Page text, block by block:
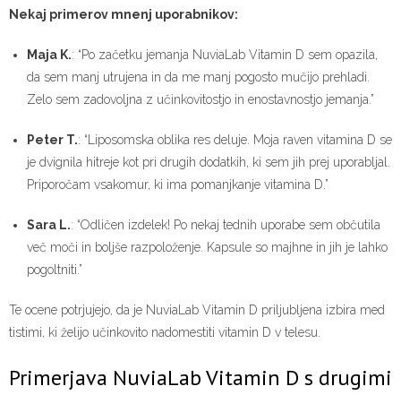
Nekaj primerov mnenj uporabnikov:
Maja K.: “Po začetku jemanja NuviaLab Vitamin D sem opazila,
da sem manj utrujena in da me manj pogosto mučijo prehladi.
Zelo sem zadovoljna z učinkovitostjo in enostavnostjo jemanja.”
Peter T.: “Liposomska oblika res deluje. Moja raven vitamina D se
je dvignila hitreje kot pri drugih dodatkih, ki sem jih prej uporabljal.
Priporočam vsakomur, ki ima pomanjkanje vitamina D.”
Sara L.: “Odličen izdelek! Po nekaj tednih uporabe sem občutila
več moči in boljše razpoloženje. Kapsule so majhne in jih je lahko
pogoltniti.”
Te ocene potrjujejo, da je NuviaLab Vitamin D priljubljena izbira med
tistimi, ki želijo učinkovito nadomestiti vitamin D v telesu.
Primerjava NuviaLab Vitamin D s drugimi